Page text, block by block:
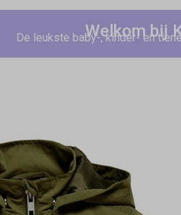
Welkom bij
De leukste baby-, kinder- en